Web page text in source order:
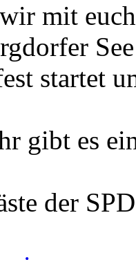
mit
startet
gibt es
der